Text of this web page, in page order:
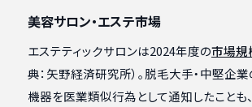
美容サロン・エステ市場
エステティックサロンは2024年度の市場規
典：矢野経済研究所）。脱毛大手・中堅
機器を医業類似行為として通知したことも